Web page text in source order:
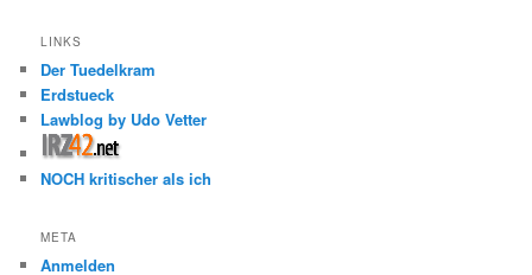
LINKS
Der Tuedelkram
Erdstueck
Lawblog by Udo Vetter
NOCH kritischer als ich
META
Anmelden